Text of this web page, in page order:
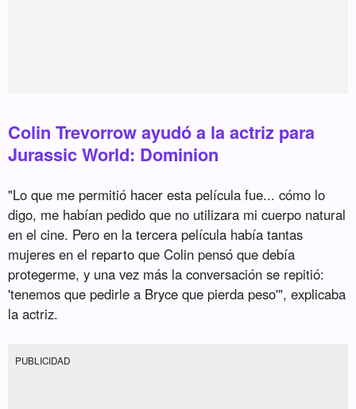
Colin Trevorrow ayudó a la actriz para
Jurassic World: Dominion
"Lo que me permitió hacer esta película fue... cómo lo
digo, me habían pedido que no utilizara mi cuerpo natural
en el cine. Pero en la tercera película había tantas
mujeres en el reparto que Colin pensó que debía
protegerme, y una vez más la conversación se repitió:
'tenemos que pedirle a Bryce que pierda peso'", explicaba
la actriz.
PUBLICIDAD